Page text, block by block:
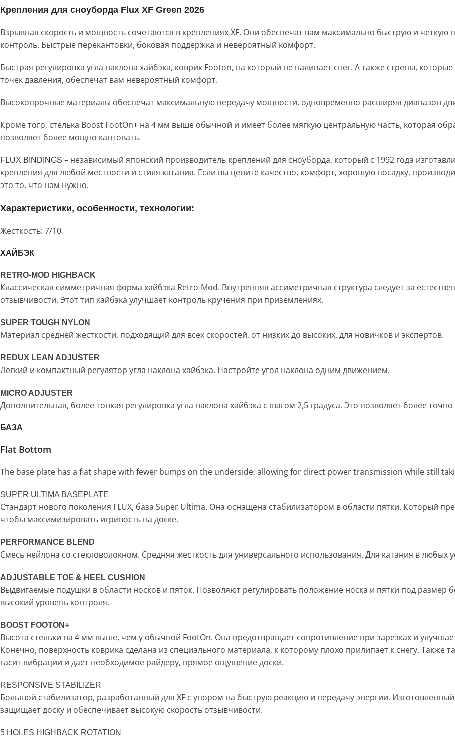
Крепления для сноуборда Flux XF Green 2026
Взрывная скорость и мощность сочетаются в креплениях XF. Они обеспечат вам максимально быструю и четкую
контроль. Быстрые перекантовки, боковая поддержка и невероятный комфорт.
Быстрая регулировка угла наклона хайбэка, коврик Footon, на который не налипает снег. А также стрепы,
точек давления, обеспечат вам невероятный комфорт.
Высокопрочные материалы обеспечат максимальную передачу мощности, одновременно расширяя диапазон
Кроме того, стелька Boost FootOn+ на 4 мм выше обычной и имеет более мягкую центральную часть, которая
позволяет более мощно кантовать.
FLUX BINDINGS – независимый японский производитель креплений для сноуборда, который с 1992 года
крепления для любой местности и стиля катания. Если вы цените качество, комфорт, хорошую посадку,
это то, что нам нужно.
Характеристики, особенности, технологии:
Жесткость: 7/10
ХАЙБЭК
RETRO-MOD HIGHBACK
Классическая симметричная форма хайбэка Retro-Mod. Внутренняя ассиметричная структура следует за
отзывчивости. Этот тип хайбэка улучшает контроль кручения при приземлениях.
SUPER TOUGH NYLON
Материал средней жесткости, подходящий для всех скоростей, от низких до высоких, для новичков и экспертов.
REDUX LEAN ADJUSTER
Легкий и компактный регулятор угла наклона хайбэка. Настройте угол наклона одним движением.
MICRO ADJUSTER
Дополнительная, более тонкая регулировка угла наклона хайбэка с шагом 2,5 градуса. Это позволяет более
БАЗА
Flat Bottom
The base plate has a flat shape with fewer bumps on the underside, allowing for direct power transmission while still
SUPER ULTIMA BASEPLATE
Стандарт нового поколения FLUX, база Super Ultima. Она оснащена стабилизатором в области пятки. Который
чтобы максимизировать игривость на доске.
PERFORMANCE BLEND
Смесь нейлона со стекловолокном. Средняя жесткость для универсального использования. Для катания в любых
ADJUSTABLE TOE & HEEL CUSHION
Выдвигаемые подушки в области носков и пяток. Позволяют регулировать положение носка и пятки под
высокий уровень контроля.
BOOST FOOTON+
Высота стельки на 4 мм выше, чем у обычной FootOn. Она предотвращает сопротивление при зарезках и
Конечно, поверхность коврика сделана из специального материала, к которому плохо прилипает к снегу.
гасит вибрации и дает необходимое райдеру, прямое ощущение доски.
RESPONSIVE STABILIZER
Большой стабилизатор, разработанный для XF с упором на быструю реакцию и передачу энергии.
защищает доску и обеспечивает высокую скорость отзывчивости.
5 HOLES HIGHBACK ROTATION